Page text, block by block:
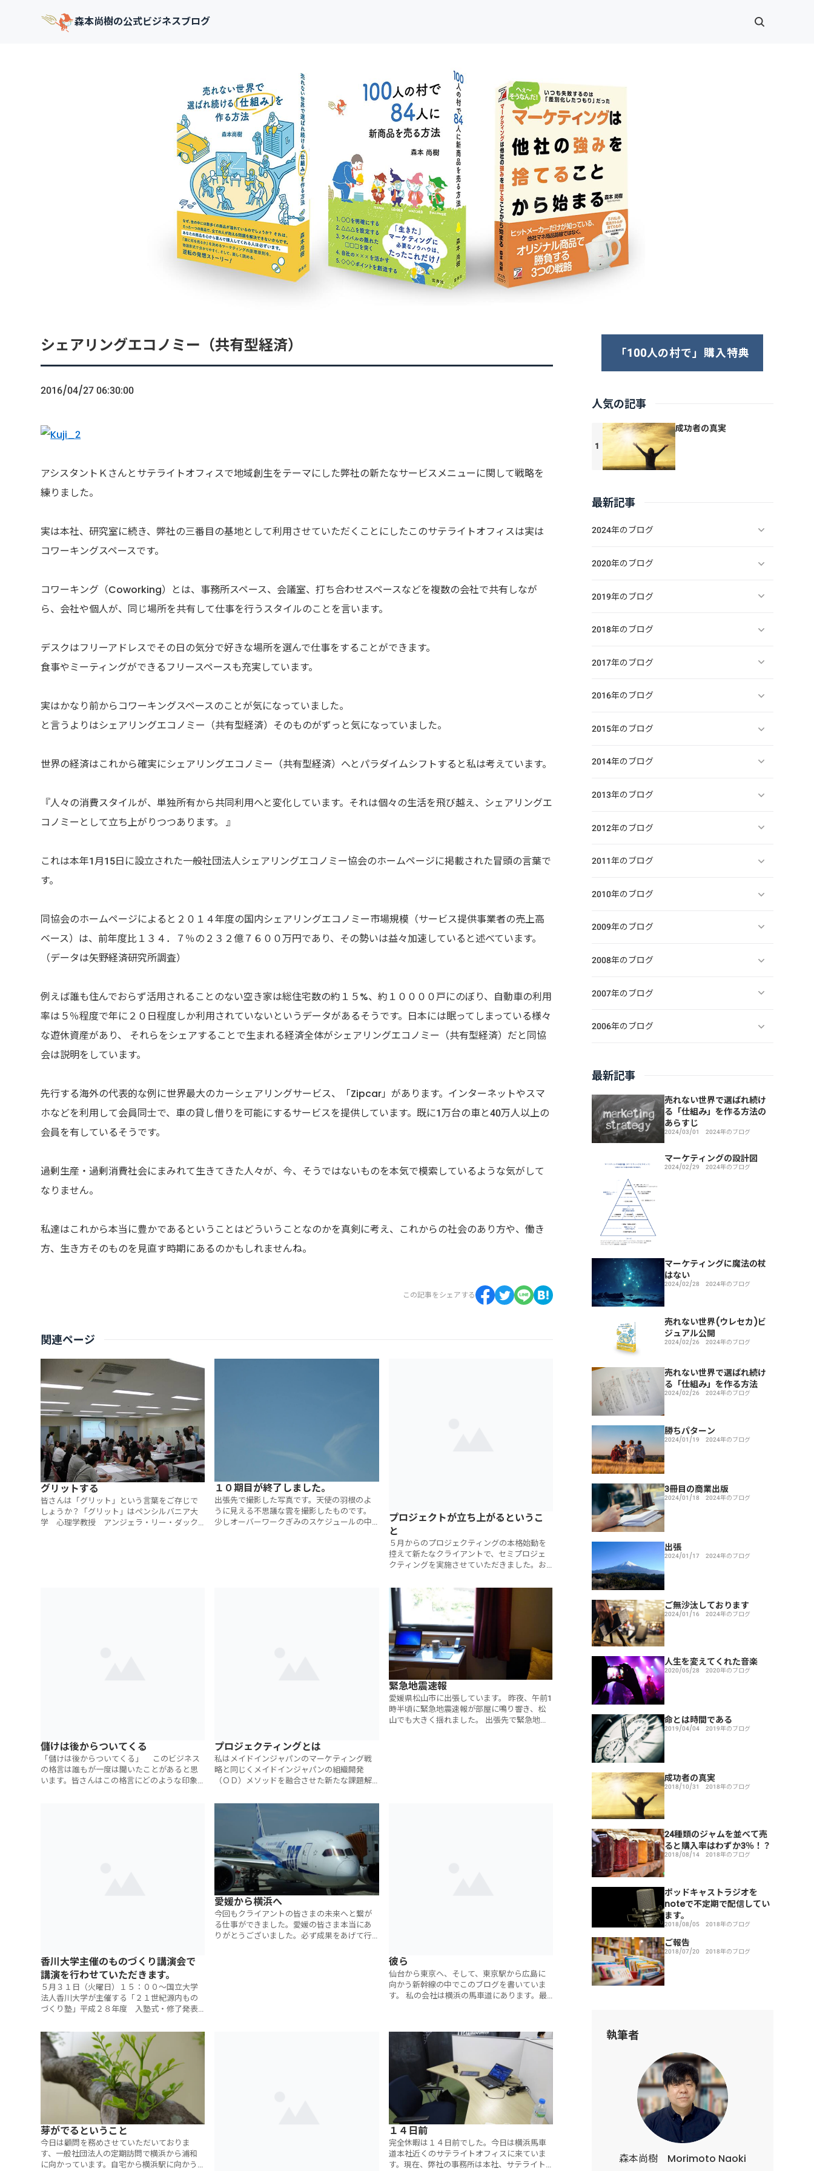
森本尚樹の公式ビジネスブログ
シェアリングエコノミー（共有型経済）
2016/04/27 06:30:00
アシスタントＫさんとサテライトオフィスで地域創生をテーマにした弊社の新たなサービスメニューに関して戦略を
練りました。
実は本社、研究室に続き、弊社の三番目の基地として利用させていただくことにしたこのサテライトオフィスは実は
コワーキングスペースです。
コワーキング（Coworking）とは、事務所スペース、会議室、打ち合わせスペースなどを複数の会社で共有しなが
ら、会社や個人が、同じ場所を共有して仕事を行うスタイルのことを言います。
デスクはフリーアドレスでその日の気分で好きな場所を選んで仕事をすることができます。
食事やミーティングができるフリースペースも充実しています。
実はかなり前からコワーキングスペースのことが気になっていました。
と言うよりはシェアリングエコノミー（共有型経済）そのものがずっと気になっていました。
世界の経済はこれから確実にシェアリングエコノミー（共有型経済）へとパラダイムシフトすると私は考えています。
『人々の消費スタイルが、単独所有から共同利用へと変化しています。それは個々の生活を飛び越え、シェアリングエ
コノミーとして立ち上がりつつあります。 』
これは本年1月15日に設立された一般社団法人シェアリングエコノミー協会のホームページに掲載された冒頭の言葉で
す。
同協会のホームページによると２０１４年度の国内シェアリングエコノミー市場規模（サービス提供事業者の売上高
ベース）は、前年度比１３４．７％の２３２億７６００万円であり、その勢いは益々加速していると述べています。
（データは矢野経済研究所調査）
例えば誰も住んでおらず活用されることのない空き家は総住宅数の約１５%、約１００００戸にのぼり、自動車の利用
率は５％程度で年に２０日程度しか利用されていないというデータがあるそうです。日本には眠ってしまっている様々
な遊休資産があり、 それらをシェアすることで生まれる経済全体がシェアリングエコノミー（共有型経済）だと同協
会は説明をしています。
先行する海外の代表的な例に世界最大のカーシェアリングサービス、「Zipcar」があります。インターネットやスマ
ホなどを利用して会員同士で、車の貸し借りを可能にするサービスを提供しています。既に1万台の車と40万人以上の
会員を有しているそうです。
過剰生産・過剰消費社会にまみれて生きてきた人々が、今、そうではないものを本気で模索しているような気がして
なりません。
私達はこれから本当に豊かであるということはどういうことなのかを真剣に考え、これからの社会のあり方や、働き
方、生き方そのものを見直す時期にあるのかもしれませんね。
この記事をシェアする
関連ページ
グリットする
皆さんは「グリット」という言葉をご存じで
しょうか？「グリット」はペンシルバニア大
学 心理学教授 アンジェラ・リー・ダック
１０期目が終了しました。
出張先で撮影した写真です。天使の羽根のよ
うに見える不思議な雲を撮影したものです。
少しオーバーワークぎみのスケジュールの中
プロジェクトが立ち上がるというこ
と
５月からのプロジェクティングの本格始動を
控えて新たなクライアントで、セミプロジェ
クティングを実施させていただきました。お
した。プロジェクトが立ち上がるとは決して
儲けは後からついてくる
「儲けは後からついてくる」 このビジネス
の格言は誰もが一度は聞いたことがあると思
います。皆さんはこの格言にどのような印象
プロジェクティングとは
私はメイドインジャパンのマーケティング戦
略と同じくメイドインジャパンの組織開発
（ＯＤ）メソッドを融合させた新たな課題解
企業に対して提供してまいりました。 私
緊急地震速報
愛媛県松山市に出張しています。 昨夜、午前1
時半頃に緊急地震速報が部屋に鳴り響き、松
山でも大きく揺れました。 出張先で緊急地震
香川大学主催のものづくり講演会で
講演を行わせていただきます。
５月３１日（火曜日）１５：００～国立大学
法人香川大学が主催する「２１世紀源内もの
づくり塾」平成２８年度 入塾式・修了発表
表会」にて講演を行わせていただくことにな
愛媛から横浜へ
今回もクライアントの皆さまの未来へと繋が
る仕事ができました。愛媛の皆さま本当にあ
りがとうございました。必ず成果をあげて行
彼ら
仙台から東京ヘ、そして、東京駅から広島に
向かう新幹線の中でこのブログを書いていま
す。 私の会社は横浜の馬車道にあります。最
芽がでるということ
今日は顧問を務めさせていただいておりま
す、一般社団法人の定期訪問で横浜から浦和
に向かっています。自宅から横浜駅に向かう
１４日前
完全休暇は１４日前でした。今日は横浜馬車
道本社近くのサテライトオフィスに来ていま
す。現在、弊社の事務所は本社、サテライト
「100人の村で」購入特典
人気の記事
成功者の真実
最新記事
2024年のブログ
2020年のブログ
2019年のブログ
2018年のブログ
2017年のブログ
2016年のブログ
2015年のブログ
2014年のブログ
2013年のブログ
2012年のブログ
2011年のブログ
2010年のブログ
2009年のブログ
2008年のブログ
2007年のブログ
2006年のブログ
最新記事
売れない世界で選ばれ続け
る「仕組み」を作る方法の
あらすじ
2024/03/01 2024年のブログ
マーケティングの設計図
2024/02/29 2024年のブログ
マーケティングに魔法の杖
はない
2024/02/28 2024年のブログ
売れない世界(ウレセカ)ビ
ジュアル公開
2024/02/26 2024年のブログ
売れない世界で選ばれ続け
る「仕組み」を作る方法
2024/02/26 2024年のブログ
勝ちパターン
2024/01/19 2024年のブログ
3冊目の商業出版
2024/01/18 2024年のブログ
出張
2024/01/17 2024年のブログ
ご無沙汰しております
2024/01/16 2024年のブログ
人生を変えてくれた音楽
2020/05/28 2020年のブログ
命とは時間である
2019/04/04 2019年のブログ
成功者の真実
2018/10/31 2018年のブログ
24種類のジャムを並べて売
ると購入率はわずか3％！？
2018/08/14 2018年のブログ
ポッドキャストラジオを
noteで不定期で配信してい
ます。
2018/08/05 2018年のブログ
ご報告
2018/07/20 2018年のブログ
執筆者
森本尚樹 Morimoto Naoki